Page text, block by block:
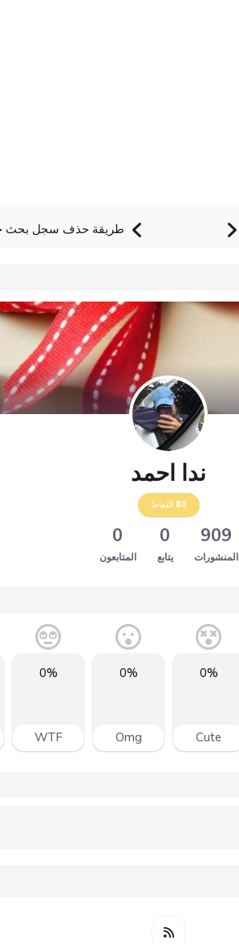
طريقة حذف سجل بحث
ندا احمد
80 النقاط
909
المنشورات
0
يتابع
0
المتابعون
0%
Cute
0%
Omg
0%
WTF